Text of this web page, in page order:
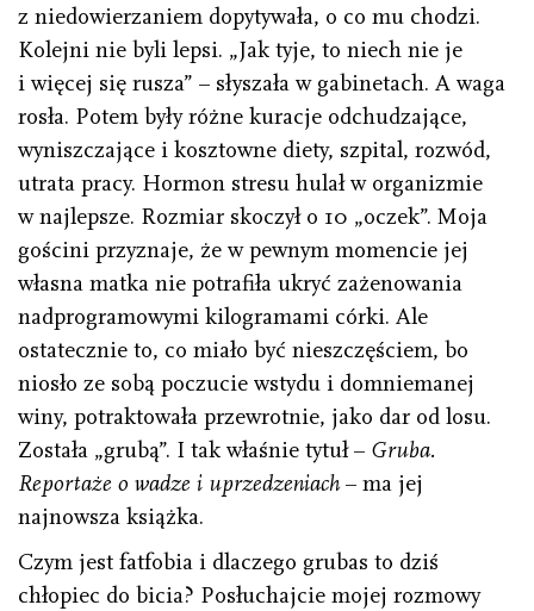
z niedowierzaniem dopytywała, o co mu chodzi.
Kolejni nie byli lepsi. „Jak tyje, to niech nie je
i więcej się rusza” – słyszała w gabinetach. A waga
rosła. Potem były różne kuracje odchudzające,
wyniszczające i kosztowne diety, szpital, rozwód,
utrata pracy. Hormon stresu hulał w organizmie
w najlepsze. Rozmiar skoczył o 10 „oczek”. Moja
gościni przyznaje, że w pewnym momencie jej
własna matka nie potrafiła ukryć zażenowania
nadprogramowymi kilogramami córki. Ale
ostatecznie to, co miało być nieszczęściem, bo
niosło ze sobą poczucie wstydu i domniemanej
winy, potraktowała przewrotnie, jako dar od losu.
Została „grubą”. I tak właśnie tytuł – Gruba.
Reportaże o wadze i uprzedzeniach– ma jej
najnowsza książka.
Czym jest fatfobia i dlaczego grubas to dziś
chłopiec do bicia? Posłuchajcie mojej rozmowy